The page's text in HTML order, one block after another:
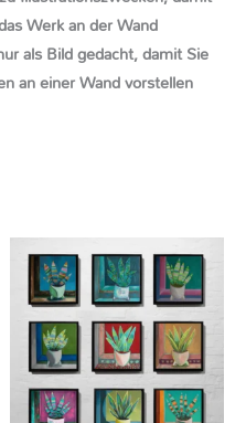
Werk an der Wand
als Bild gedacht, damit Sie
an einer Wand vorstellen